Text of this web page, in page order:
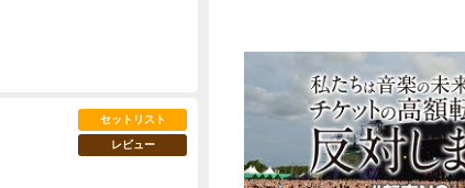
セットリスト
レビュー